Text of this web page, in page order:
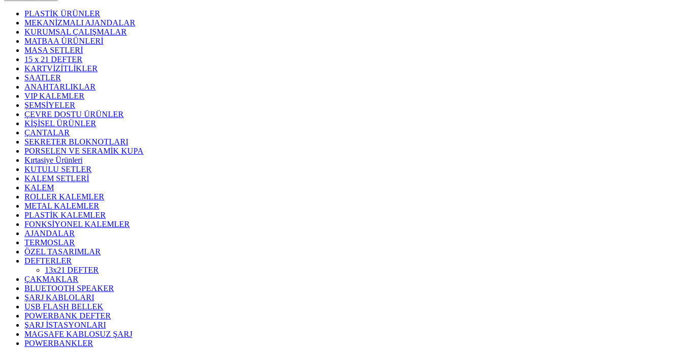
PLASTİK ÜRÜNLER
MEKANİZMALI AJANDALAR
KURUMSAL ÇALIŞMALAR
MATBAA ÜRÜNLERİ
MASA SETLERİ
15 x 21 DEFTER
KARTVİZİTLİKLER
SAATLER
ANAHTARLIKLAR
VIP KALEMLER
ŞEMSİYELER
ÇEVRE DOSTU ÜRÜNLER
KİŞİSEL ÜRÜNLER
ÇANTALAR
SEKRETER BLOKNOTLARI
PORSELEN VE SERAMİK KUPA
Kırtasiye Ürünleri
KUTULU SETLER
KALEM SETLERİ
KALEM
ROLLER KALEMLER
METAL KALEMLER
PLASTİK KALEMLER
FONKSİYONEL KALEMLER
AJANDALAR
TERMOSLAR
ÖZEL TASARIMLAR
DEFTERLER
13x21 DEFTER
ÇAKMAKLAR
BLUETOOTH SPEAKER
ŞARJ KABLOLARI
USB FLASH BELLEK
POWERBANK DEFTER
ŞARJ İSTASYONLARI
MAGSAFE KABLOSUZ ŞARJ
POWERBANKLER